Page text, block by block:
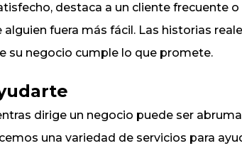
destaca a un cliente frecuente
fuera más fácil. Las historias
su negocio cumple lo que promete.
dirige un negocio puede ser
una variedad de servicios para